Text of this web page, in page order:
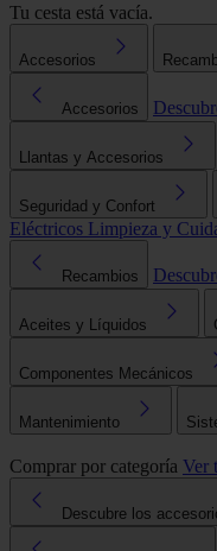
Tu cesta está vacía.
Accesorios
Accesorios
Llantas y Accesorios
Seguridad y Confort
Eléctricos Limpieza y
Recambios
Aceites y Líquidos
Componentes Mecánicos
Mantenimiento
Comprar por categoría Ver
Descubre los